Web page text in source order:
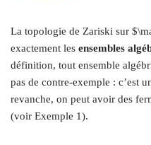
La topologie de Zariski sur
exactement les ensembles
définition, tout ensemble
pas de contre-exemple : c’est
revanche, on peut avoir des
(voir Exemple 1).